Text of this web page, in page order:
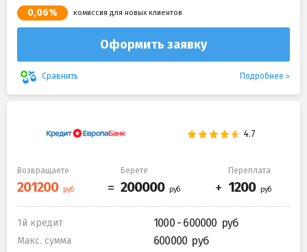
0,06% комиссия для новых клиентов
Оформить заявку
Сравнить Подробнее
Возвращаете Берете Переплата
1й кредит 1000 - 600000
Макс. сумма 600000